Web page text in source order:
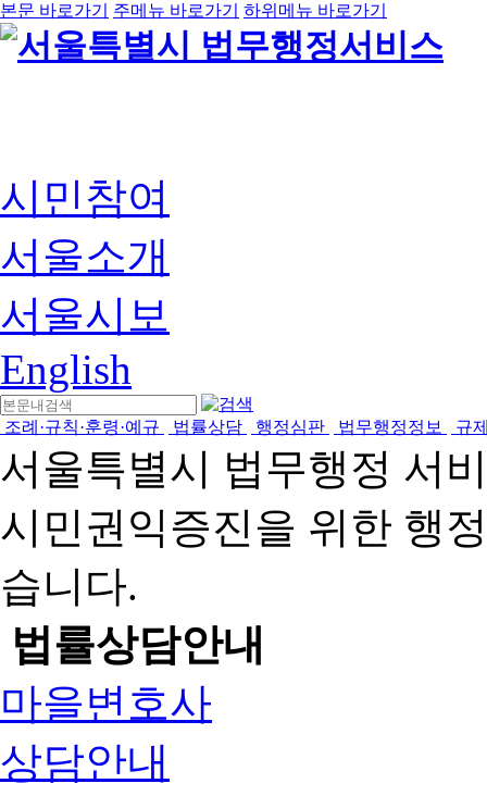
본문 바로가기 주메뉴 바로가기 하위메뉴 바로가기
시민참여
서울소개
서울시보
English
조례·규칙·훈령·예규 법률상담 행정심판 법무행정정보 규
서울특별시 법무행정 서
시민권익증진을 위한 행
습니다.
법률상담안내
마을변호사
상담안내